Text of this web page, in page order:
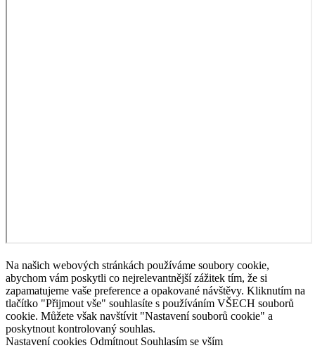
Na našich webových stránkách používáme soubory cookie,
abychom vám poskytli co nejrelevantnější zážitek tím, že si
zapamatujeme vaše preference a opakované návštěvy. Kliknutím na
tlačítko "Přijmout vše" souhlasíte s používáním VŠECH souborů
cookie. Můžete však navštívit "Nastavení souborů cookie" a
poskytnout kontrolovaný souhlas.
Nastavení cookies Odmítnout Souhlasím se vším